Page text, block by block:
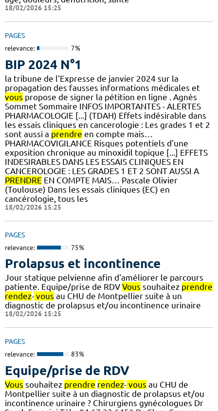
18/02/2026 15:25
PAGES
relevance: 7%
BIP 2024 N°1
la tribune de l’Expresse de janvier 2024 sur la
propagation des fausses informations médicales et
vous propose de signer la pétition en ligne . Agnès
Sommet Sommaire INFOS IMPORTANTES - ALERTES
PHARMACOLOGIE [...] (TDAH) Effets indésirable dans
les essais cliniques en cancerologie : Les grades 1 et 2
sont aussi a prendre en compte mais…
PHARMACOVIGILANCE Risques potentiels d'une
exposition chronique au minoxidil topique [...] EFFETS
INDESIRABLES DANS LES ESSAIS CLINIQUES EN
CANCEROLOGIE : LES GRADES 1 ET 2 SONT AUSSI A
PRENDRE EN COMPTE MAIS… Pascale Olivier
(Toulouse) Dans les essais cliniques (EC) en
cancérologie, tous les
18/02/2026 15:25
PAGES
relevance: 75%
Prolapsus et incontinence
Jour statique pelvienne afin d'améliorer le parcours
patiente. Equipe/prise de RDV Vous souhaitez prendre
rendez- vous au CHU de Montpellier suite à un
diagnostic de prolapsus et/ou incontinence urinaire
18/02/2026 15:25
PAGES
relevance: 83%
Equipe/prise de RDV
Vous souhaitez prendre rendez- vous au CHU de
Montpellier suite à un diagnostic de prolapsus et/ou
incontinence urinaire ? Chirurgiens gynécologues Dr